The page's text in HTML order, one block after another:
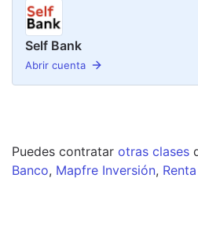
Self Bank
Abrir cuenta
Puedes contratar otras clases
Banco, Mapfre Inversión,